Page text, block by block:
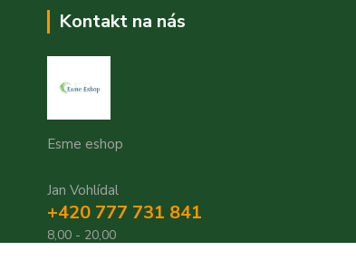
Kontakt na nás
Esme eshop
Jan Vohlídal
+420 777 731 841
8,00 - 20,00